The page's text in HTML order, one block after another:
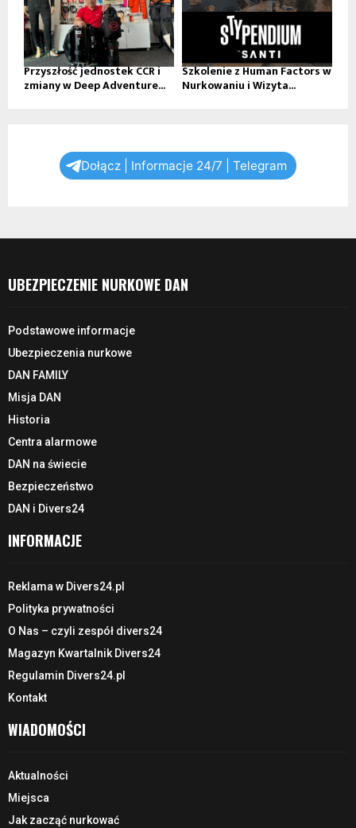
Przyszłość jednostek CCR i
zmiany w Deep Adventure...
Szkolenie z Human Factors w
Nurkowaniu i Wizyta...
Dołącz | Informacje 24/7 | Telegram
UBEZPIECZENIE NURKOWE DAN
Podstawowe informacje
Ubezpieczenia nurkowe
DAN FAMILY
Misja DAN
Historia
Centra alarmowe
DAN na świecie
Bezpieczeństwo
DAN i Divers24
INFORMACJE
Reklama w Divers24.pl
Polityka prywatności
O Nas – czyli zespół divers24
Magazyn Kwartalnik Divers24
Regulamin Divers24.pl
Kontakt
WIADOMOŚCI
Aktualności
Miejsca
Jak zacząć nurkować